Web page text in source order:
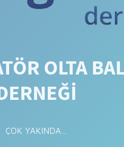
OLTA
ÇOK YAKINDA...